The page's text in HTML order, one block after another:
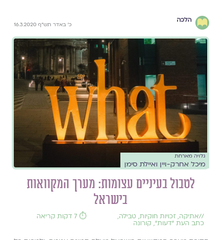
הלכה
כ' באדר תש"ף 16.3.2020
גלויה מארחת
מיכל אחרק-ויין ואיילת סימן
לטבול בעיניים עצומות: מערך המקוואות
בישראל
//אתיקה, זכויות חוקיות, טבילה,
כתב העת ״דעות״, קורונה
⏱️ 7 דקות קריאה